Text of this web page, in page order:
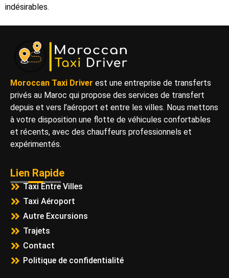
indésirables.
Moroccan Taxi Driver est une entreprise de transferts
privés au Maroc qui propose des services de transfert
depuis et vers l’aéroport et entre les villes. Nous mettons
à votre disposition une flotte de véhicules confortables
et récents, avec des chauffeurs professionnels et
expérimentés.
Lien Rapide
Taxi Entre Villes
Taxi Aéroport
Autre Excursions
Trajets
Contact
Politique de confidentialité